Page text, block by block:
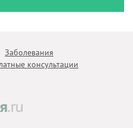
Заболевания
консультации